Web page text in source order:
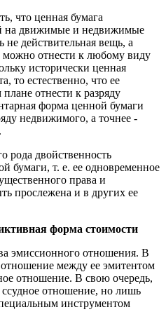
что ценная бумага
на движимые и недвижимые
действительная вещь, а
можно отнести к любому виду
исторически ценная
то естественно, что ее
отнести к разряду
форма ценной бумаги
недвижимого, а точнее -
рода двойственность
бумаги, т. е. ее одновременное
права и
прослежена и в других ее
форма стоимости
эмиссионного отношения. В
между ее эмитентом
отношение. В свою очередь,
отношение, но лишь
инструментом